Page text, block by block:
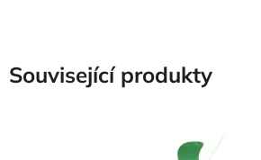
Související produkty